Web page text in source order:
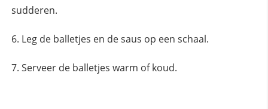
sudderen.
Leg de balletjes en de saus op een schaal.
Serveer de balletjes warm of koud.